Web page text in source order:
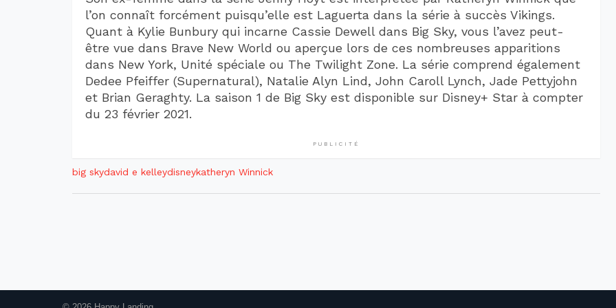
l’on connaît forcément puisqu’elle est Laguerta dans la série à succès Vikings.
Quant à Kylie Bunbury qui incarne Cassie Dewell dans Big Sky, vous l’avez peut-
être vue dans Brave New World ou aperçue lors de ces nombreuses apparitions
dans New York, Unité spéciale ou The Twilight Zone. La série comprend également
Dedee Pfeiffer (Supernatural), Natalie Alyn Lind, John Caroll Lynch, Jade Pettyjohn
et Brian Geraghty. La saison 1 de Big Sky est disponible sur Disney+ Star à compter
du 23 février 2021.
PUBLICITÉ
big skydavid e kelleydisneykatheryn Winnick